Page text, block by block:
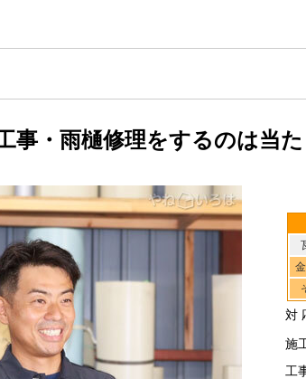
事・雨樋修理をするのは当
対
施
工